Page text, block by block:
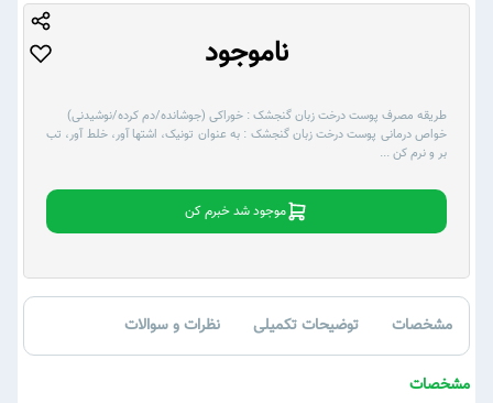
ناموجود
طریقه مصرف پوست درخت زبان گنجشک : خوراکی (جوشانده/دم کرده/نوشیدنی)
خواص درمانی پوست درخت زبان گنجشک : به عنوان تونیک، اشتها آور، خلط آور، تب
بر و نرم کن...
موجود شد خبرم کن
مشخصات توضیحات تکمیلی نظرات و سوالات
مشخصات